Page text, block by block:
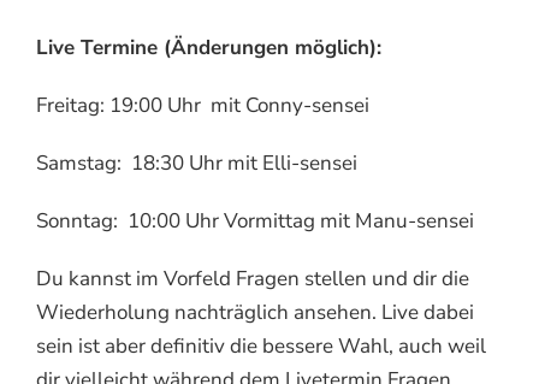
Live Termine (Änderungen möglich):
Freitag: 19:00 Uhr mit Conny-sensei
Samstag: 18:30 Uhr mit Elli-sensei
Sonntag: 10:00 Uhr Vormittag mit Manu-sensei
Du kannst im Vorfeld Fragen stellen und dir die
Wiederholung nachträglich ansehen. Live dabei
sein ist aber definitiv die bessere Wahl, auch weil